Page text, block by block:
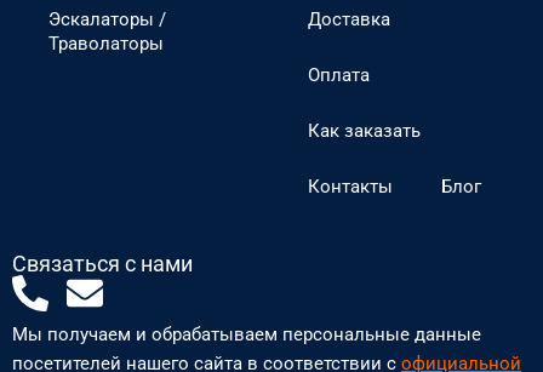
Эскалаторы /
Траволаторы
Доставка
Оплата
Как заказать
Контакты Блог
Связаться с нами
P
h
E
n
Мы получаем и обрабатываем персональные данные
посетителей нашего сайта в соответствии с официальной